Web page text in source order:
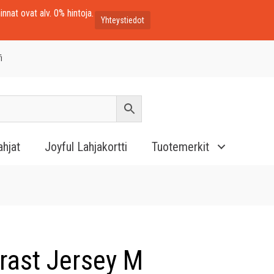
ovat alv. 0% hintoja.
Yhteystiedot
Joyful Lahjakortti Tuotemerkit
Jersey M